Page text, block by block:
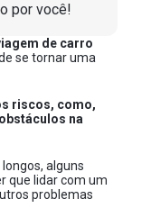
por você!
de carro
se tornar uma
riscos, como,
na
alguns
que lidar com um
problemas